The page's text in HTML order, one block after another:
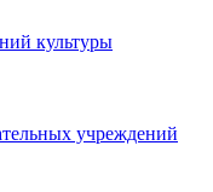
культуры
учреждений